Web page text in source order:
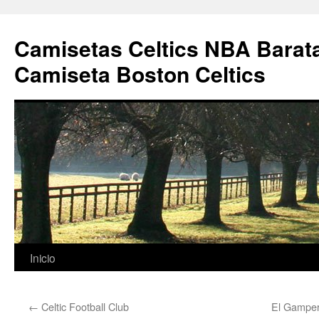
Camisetas Celtics NBA
Camiseta Boston Celtics
Saltar
contenido
Inicio
← Celtic Football Club El